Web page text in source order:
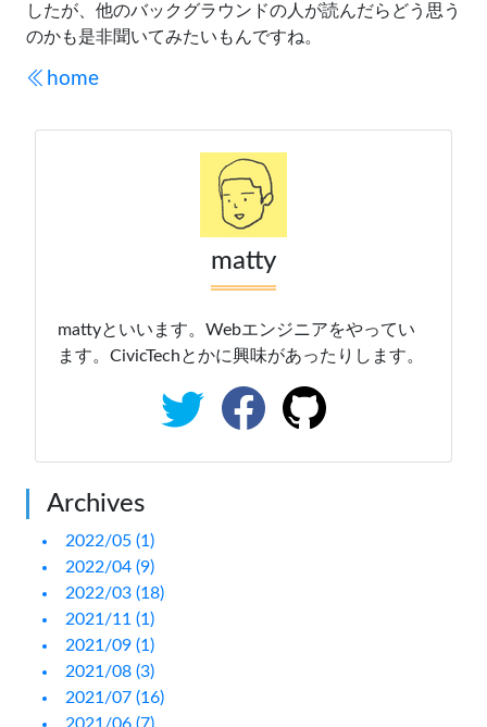
したが、他のバックグラウンドの人が読んだらどう思う
のかも是非聞いてみたいもんですね。
home
matty
mattyといいます。Webエンジニアをやってい
ます。CivicTechとかに興味があったりします。
Archives
2022/05 (1)
2022/04 (9)
2022/03 (18)
2021/11 (1)
2021/09 (1)
2021/08 (3)
2021/07 (16)